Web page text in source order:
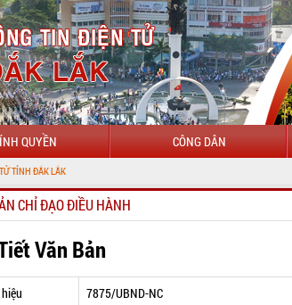
QUYỀN CÔNG DÂN
CHỈ ĐẠO ĐIỀU HÀNH
Văn Bản
7875/UBND-NC